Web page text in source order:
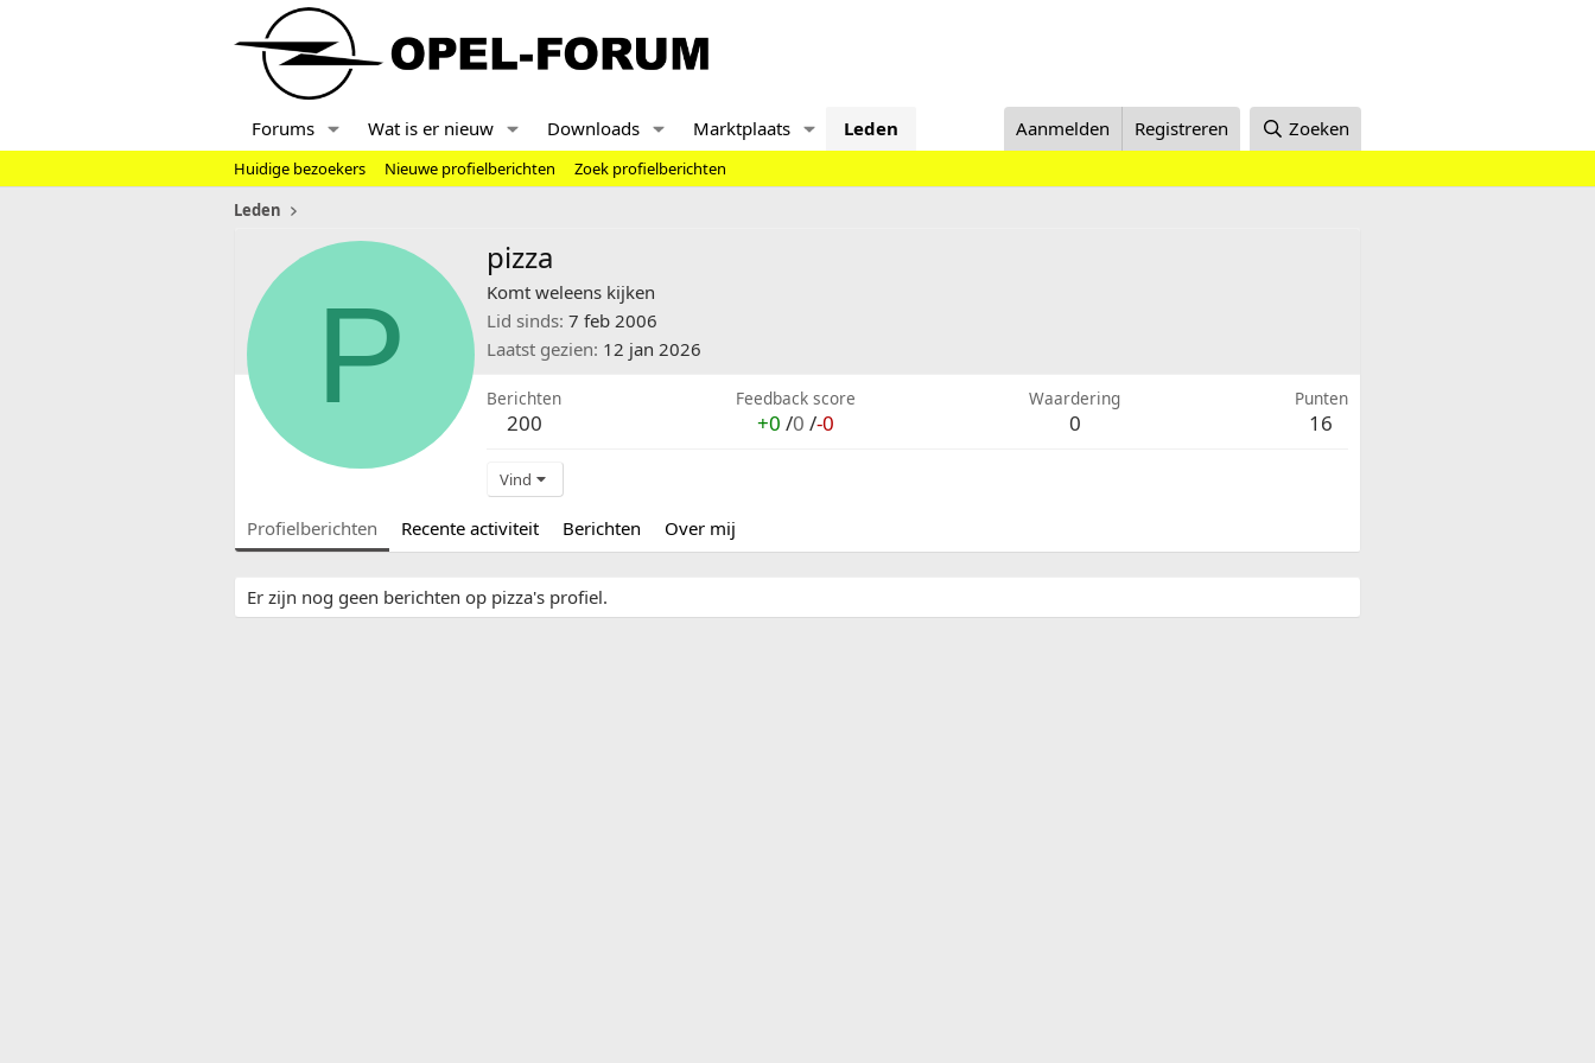
Forums Wat is er nieuw Downloads Marktplaats Leden Aanmelden Registreren Zoeken
Huidige bezoekers Nieuwe profielberichten
Zoek profielberichten
Leden
P
pizza
Komt weleens kijken
Lid sinds 7 feb 2006
Laatst gezien 12 jan 2026
Berichten
200
Feedback score
+0 /0 /-0
Waardering
0
Punten
16
Vind
Profielberichten Recente activiteit Berichten Over mij
Er zijn nog geen berichten op pizza's profiel.